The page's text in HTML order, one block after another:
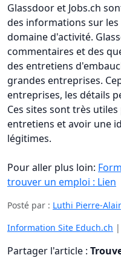
Glassdoor et Jobs.ch
des informations sur
domaine d'activité.
commentaires et des
des entretiens
grandes entreprises.
entreprises, les détails
Ces sites sont très
entretiens et avoir une
légitimes.
Pour aller plus loin:
trouver un emploi : Lien
Posté par : Luthi Pierre-
Information Site Educh.ch
Partager l'article :